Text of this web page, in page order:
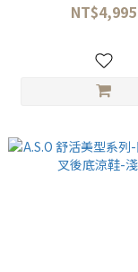
NT$4,995